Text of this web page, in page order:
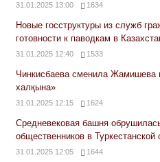
31.01.2025 13:00 1634
Новые госструктуры из служб
готовности к паводкам в
31.01.2025 12:40 1533
Чинкисбаева сменила Жамишева
халқына»
31.01.2025 12:15 1624
Средневековая башня
общественников в Туркестанской
31.01.2025 12:05 1644